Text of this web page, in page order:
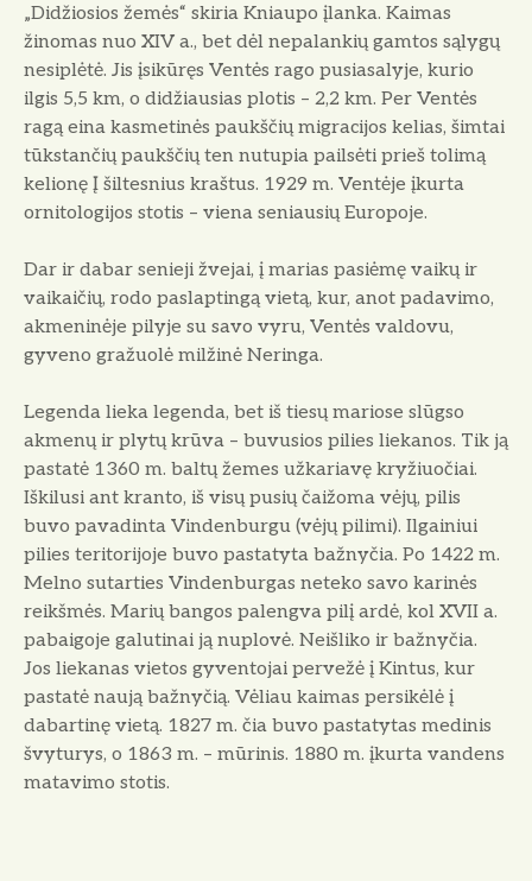
„Didžiosios žemės“ skiria Kniaupo įlanka. Kaimas
žinomas nuo XIV a., bet dėl nepalankių gamtos sąlygų
nesiplėtė. Jis įsikūręs Ventės rago pusiasalyje, kurio
ilgis 5,5 km, o didžiausias plotis – 2,2 km. Per Ventės
ragą eina kasmetinės paukščių migracijos kelias, šimtai
tūkstančių paukščių ten nutupia pailsėti prieš tolimą
kelionę Į šiltesnius kraštus. 1929 m. Ventėje įkurta
ornitologijos stotis – viena seniausių Europoje.
Dar ir dabar senieji žvejai, į marias pasiėmę vaikų ir
vaikaičių, rodo paslaptingą vietą, kur, anot padavimo,
akmeninėje pilyje su savo vyru, Ventės valdovu,
gyveno gražuolė milžinė Neringa.
Legenda lieka legenda, bet iš tiesų mariose slūgso
akmenų ir plytų krūva – buvusios pilies liekanos. Tik ją
pastatė 1360 m. baltų žemes užkariavę kryžiuočiai.
Iškilusi ant kranto, iš visų pusių čaižoma vėjų, pilis
buvo pavadinta Vindenburgu (vėjų pilimi). Ilgainiui
pilies teritorijoje buvo pastatyta bažnyčia. Po 1422 m.
Melno sutarties Vindenburgas ne­teko savo karinės
reikšmės. Marių bangos palengva pilį ardė, kol XVII a.
pabaigoje galutinai ją nuplovė. Neišliko ir bažnyčia.
Jos liekanas vietos gyventojai pervežė į Kintus, kur
pastatė naują bažnyčią. Vėliau kaimas persikėlė į
dabartinę vietą. 1827 m. čia buvo pastatytas medinis
švyturys, o 1863 m. – mūrinis. 1880 m. įkurta vandens
matavimo stotis.